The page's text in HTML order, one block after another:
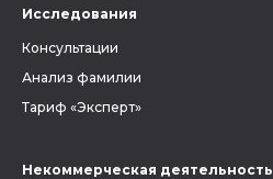
Исследования
Консультации
Анализ фамилии
Тариф «Эксперт»
Некоммерческая деятельность